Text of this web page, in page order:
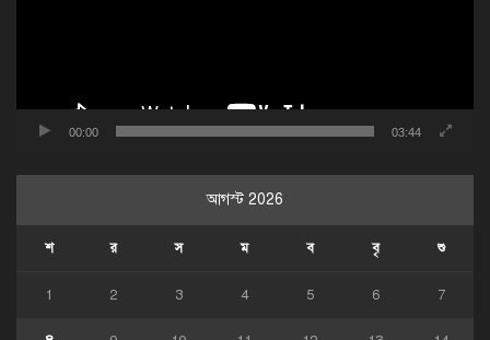
00:00 03:44
আগস্ট 2026
শ র স ম ব বৃ শু
1 2 3 4 5 6 7